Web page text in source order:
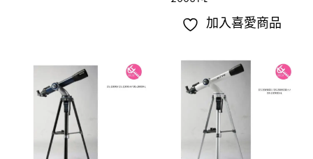
加入喜愛商品